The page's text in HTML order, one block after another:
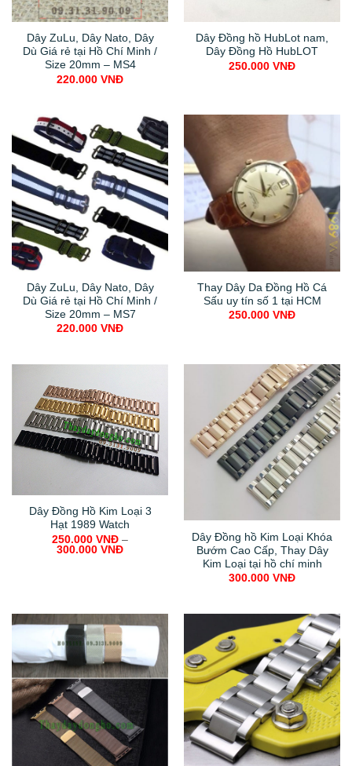
Dây ZuLu, Dây Nato, Dây
Dù Giá rẻ tại Hồ Chí Minh /
Size 20mm – MS4
220.000 VNĐ
Dây Đồng hồ HubLot nam,
Dây Đồng Hồ HubLOT
250.000 VNĐ
Dây ZuLu, Dây Nato, Dây
Dù Giá rẻ tại Hồ Chí Minh /
Size 20mm – MS7
220.000 VNĐ
Thay Dây Da Đồng Hồ Cá
Sấu uy tín số 1 tại HCM
250.000 VNĐ
Dây Đồng Hồ Kim Loại 3
Hạt 1989 Watch
250.000 VNĐ –
300.000 VNĐ
Dây Đồng hồ Kim Loại Khóa
Bướm Cao Cấp, Thay Dây
Kim Loại tại hồ chí minh
300.000 VNĐ